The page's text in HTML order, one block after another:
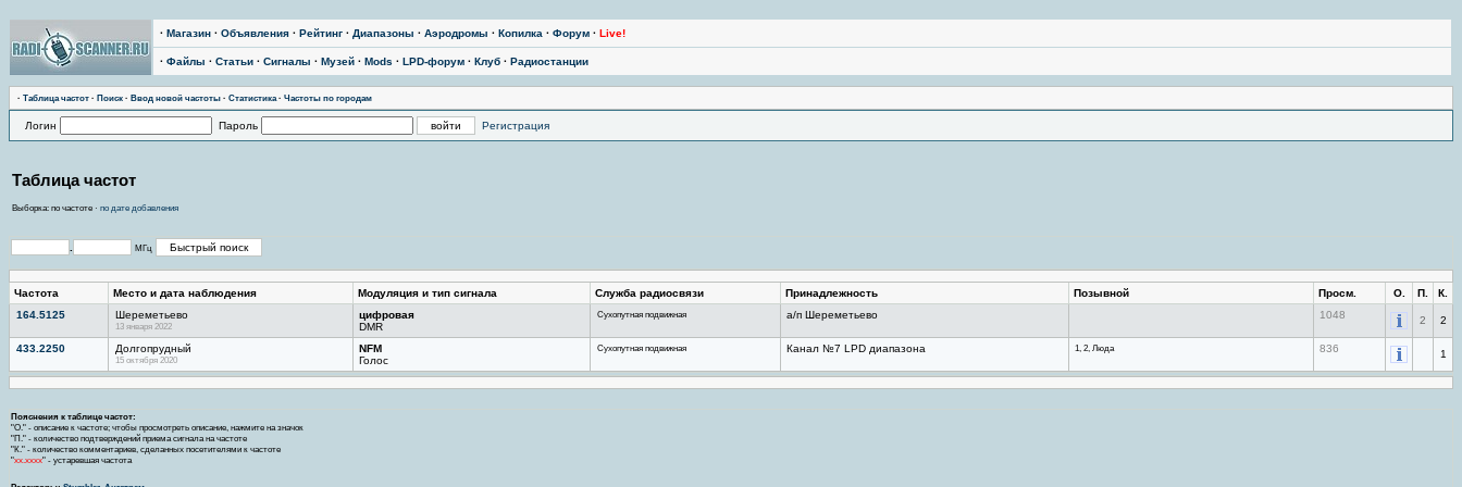
· Магазин · Объявления · Рейтинг · Диапазоны · Аэродромы · Копилка · Форум · Live!
· Файлы · Статьи · Сигналы · Музей · Mods · LPD-форум · Клуб · Радиостанции
· Тaблицa чaстoт · Поиск · Ввод новой частоты · Статистика· Частоты по городам
Логин Пароль Регистрация
Таблица частот
Выборка: по частоте · по дате добавления
МГц
Частота Место и дата наблюдения Модуляция и тип сигнала Служба радиосвязи Принадлежность Позывной Просм. О. П.
К.
164.5125
Шереметьево
13 января 2022
цифровая
DMR
Сухопутная подвижная а/п Шереметьево 1048 2 2
433.2250 Долгопрудный
15 октября 2020
NFM
Голос
Сухопутная подвижная Канал №7 LPD диапазона 1, 2, Люда 836 1
Пояснения к таблице частот:
"О." - описание к частоте; чтобы просмотреть описание, нажмите на значок
"П." - количество подтверждений приема сигнала на частоте
"К." - количество комментариев, сделанных посетителями к частоте
"хх.хххх" - устаревшая частота